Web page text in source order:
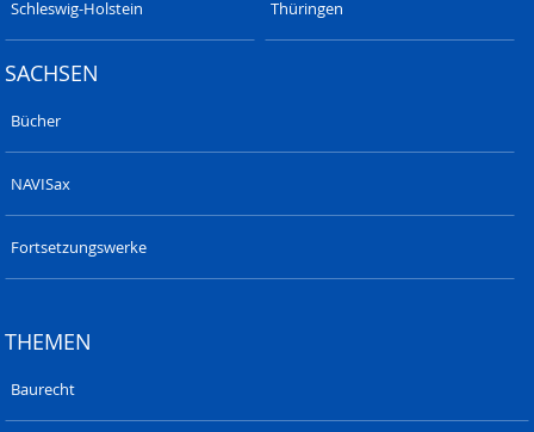
Schleswig-Holstein Thüringen
SACHSEN
Bücher
NAVISax
Fortsetzungswerke
THEMEN
Baurecht